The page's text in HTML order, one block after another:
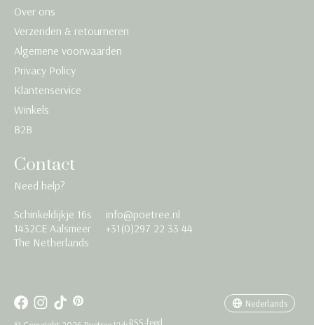
Over ons
Verzenden & retourneren
Algemene voorwaarden
Privacy Policy
Klantenservice
Winkels
B2B
Contact
Need help?
Schinkeldijkje 16s
1432CE Aalsmeer
The Netherlands
info@poetree.nl
+31(0)297 22 33 44
RSS-feed
Nederlands